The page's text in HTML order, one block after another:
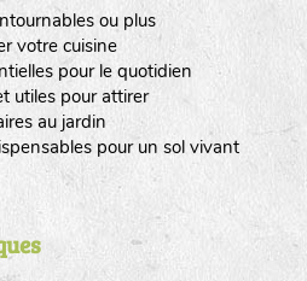
ou plus
votre cuisine
pour le quotidien
utiles pour attirer
au jardin
pour un sol vivant